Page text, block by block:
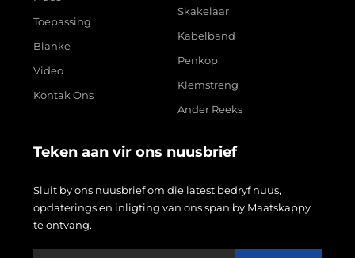
Toepassing
Blanke
Video
Kontak Ons
Skakelaar
Kabelband
Penkop
Klemstreng
Ander Reeks
Teken aan vir ons nuusbrief
Sluit by ons nuusbrief om die latest bedryf nuus,
opdaterings en inligting van ons span by Maatskappy
te ontvang.